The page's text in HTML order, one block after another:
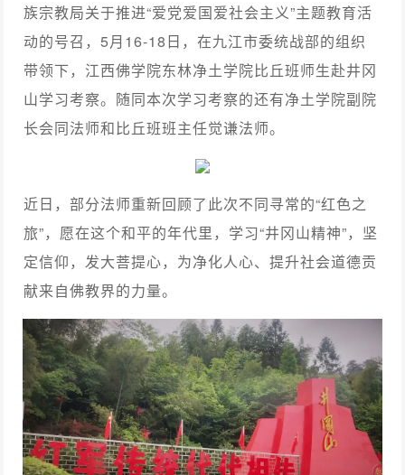
族宗教局关于推进“爱党爱国爱社会主义”主题教育活
动的号召，5月16-18日，在九江市委统战部的组织
带领下，江西佛学院东林净土学院比丘班师生赴井冈
山学习考察。随同本次学习考察的还有净土学院副院
长会同法师和比丘班班主任觉谦法师。
近日，部分法师重新回顾了此次不同寻常的“红色之
旅”，愿在这个和平的年代里，学习“井冈山精神”，坚
定信仰，发大菩提心，为净化人心、提升社会道德贡
献来自佛教界的力量。